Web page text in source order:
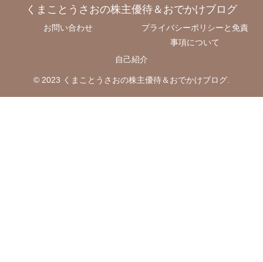
くまことうさおの株主優待＆おでかけブログ
お問い合わせ
プライバシーポリシーと免責
事項について
自己紹介
© 2023 くまことうさおの株主優待＆おでかけブログ.